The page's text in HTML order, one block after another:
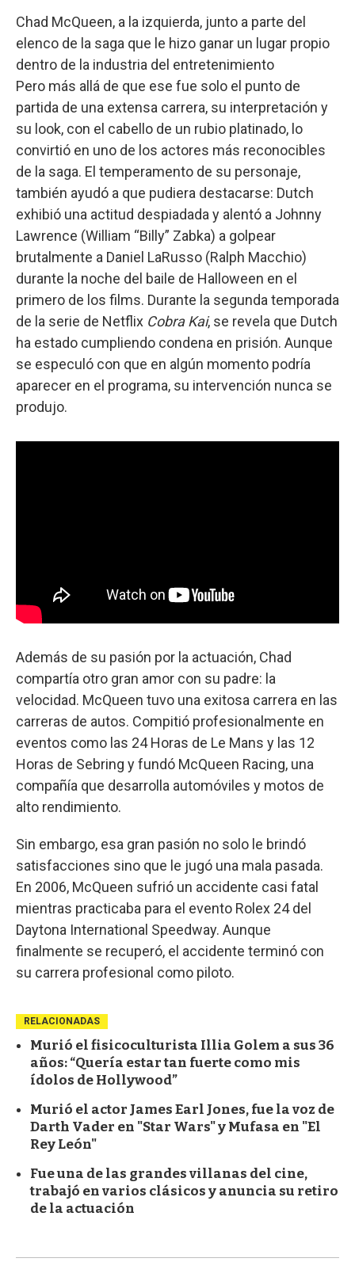
Chad McQueen, a la izquierda, junto a parte del
elenco de la saga que le hizo ganar un lugar propio
dentro de la industria del entretenimiento
Pero más allá de que ese fue solo el punto de
partida de una extensa carrera, su interpretación y
su look, con el cabello de un rubio platinado, lo
convirtió en uno de los actores más reconocibles
de la saga. El temperamento de su personaje,
también ayudó a que pudiera destacarse: Dutch
exhibió una actitud despiadada y alentó a Johnny
Lawrence (William “Billy” Zabka) a golpear
brutalmente a Daniel LaRusso (Ralph Macchio)
durante la noche del baile de Halloween en el
primero de los films. Durante la segunda temporada
de la serie de Netflix Cobra Kai, se revela que Dutch
ha estado cumpliendo condena en prisión. Aunque
se especuló con que en algún momento podría
aparecer en el programa, su intervención nunca se
produjo.
Además de su pasión por la actuación, Chad
compartía otro gran amor con su padre: la
velocidad. McQueen tuvo una exitosa carrera en las
carreras de autos. Compitió profesionalmente en
eventos como las 24 Horas de Le Mans y las 12
Horas de Sebring y fundó McQueen Racing, una
compañía que desarrolla automóviles y motos de
alto rendimiento.
Sin embargo, esa gran pasión no solo le brindó
satisfacciones sino que le jugó una mala pasada.
En 2006, McQueen sufrió un accidente casi fatal
mientras practicaba para el evento Rolex 24 del
Daytona International Speedway. Aunque
finalmente se recuperó, el accidente terminó con
su carrera profesional como piloto.
RELACIONADAS
Murió el fisicoculturista Illia Golem a sus 36
años: “Quería estar tan fuerte como mis
ídolos de Hollywood”
Murió el actor James Earl Jones, fue la voz de
Darth Vader en "Star Wars" y Mufasa en "El
Rey León"
Fue una de las grandes villanas del cine,
trabajó en varios clásicos y anuncia su retiro
de la actuación